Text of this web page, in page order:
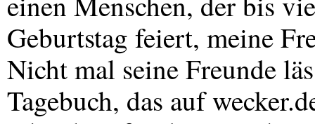
Geburtstag feiert, meine
Nicht mal seine Freunde
Tagebuch, das auf